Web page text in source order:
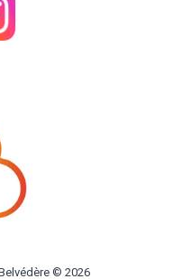
© 2026